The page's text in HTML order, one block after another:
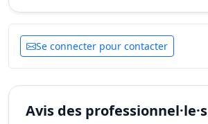
Se connecter pour contacter
Avis des professionnel·le·s